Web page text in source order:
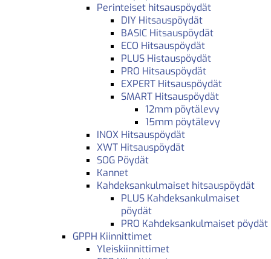
Perinteiset hitsauspöydät
DIY Hitsauspöydät
BASIC Hitsauspöydät
ECO Hitsauspöydät
PLUS Histauspöydät
PRO Hitsauspöydät
EXPERT Hitsauspöydät
SMART Hitsauspöydät
12mm pöytälevy
15mm pöytälevy
INOX Hitsauspöydät
XWT Hitsauspöydät
SOG Pöydät
Kannet
Kahdeksankulmaiset hitsauspöydät
PLUS Kahdeksankulmaiset
pöydät
PRO Kahdeksankulmaiset pöydät
GPPH Kiinnittimet
Yleiskiinnittimet